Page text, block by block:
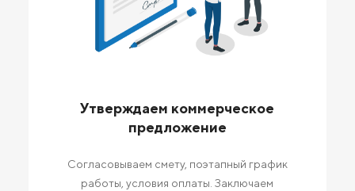
Утверждаем коммерческое
предложение
Согласовываем смету, поэтапный график
работы, условия оплаты. Заключаем